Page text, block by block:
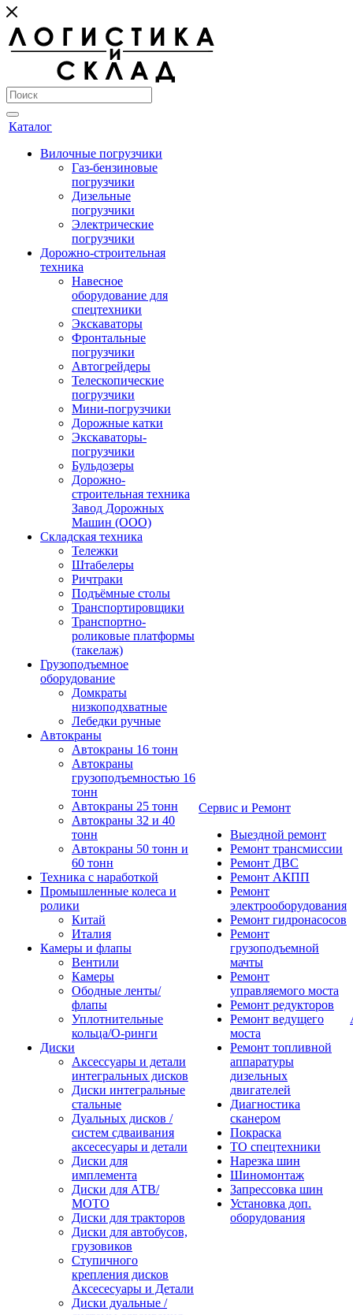
Каталог
Вилочные погрузчики
Газ-бензиновые
погрузчики
Дизельные
погрузчики
Электрические
погрузчики
Дорожно-строительная
техника
Навесное
оборудование для
спецтехники
Экскаваторы
Фронтальные
погрузчики
Автогрейдеры
Телескопические
погрузчики
Мини-погрузчики
Дорожные катки
Экскаваторы-
погрузчики
Бульдозеры
Дорожно-
строительная техника
Завод Дорожных
Машин (ООО)
Складская техника
Тележки
Штабелеры
Ричтраки
Подъёмные столы
Транспортировщики
Транспортно-
роликовые платформы
(такелаж)
Грузоподъемное
оборудование
Домкраты
низкоподхватные
Лебедки ручные
Автокраны
Автокраны 16 тонн
Автокраны
грузоподъемностью 16
тонн
Автокраны 25 тонн
Автокраны 32 и 40
тонн
Автокраны 50 тонн и
60 тонн
Техника с наработкой
Промышленные колеса и
ролики
Китай
Италия
Камеры и флапы
Вентили
Камеры
Ободные ленты/
флапы
Уплотнительные
кольца/О-ринги
Диски
Аксессуары и детали
интегральных дисков
Диски интегральные
стальные
Дуальных дисков /
систем сдваивания
аксесесуары и детали
Диски для
имплемента
Диски для АТВ/
МОТО
Диски для тракторов
Диски для автобусов,
грузовиков
Ступичного
крепления дисков
Аксесесуары и Детали
Диски дуальные /
Сервис и Ремонт
Выездной ремонт
Ремонт трансмиссии
Ремонт ДВС
Ремонт АКПП
Ремонт
электрооборудования
Ремонт гидронасосов
Ремонт
грузоподъемной
мачты
Ремонт
управляемого моста
Ремонт редукторов
Ремонт ведущего
моста
Ремонт топливной
аппаратуры
дизельных
двигателей
Диагностика
сканером
Покраска
ТО спецтехники
Нарезка шин
Шиномонтаж
Запрессовка шин
Установка доп.
оборудования